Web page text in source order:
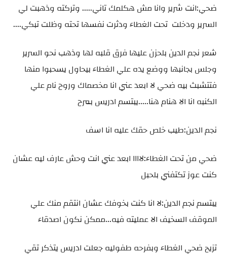
ضحي:انت شرير وانا مش هكلمك تاني..... وتركته وذهبت لي
السرير ودخلت تحت الغطاء ودثرت نفسها تحته وظلت تبكي....
شعر نجم الدين بلحزن عليها فرق قلبه لها وذهب نحو السرير
وجلس بجانبها ووضع يده علي الغطاء بيحاول يسحبوا منها
فتتشبث بيه ضحي لا ابعد عني انا مخصماك وروح نام علي
الكنبه انا الا هنام هنا.....يبتسم ادريس بمرح
نجم الدين:طيب خلص حقك عليه انا اسف
ضحي من تحت الغطاء:لاااا ابعد عني انت وحش عارف ليه عشان
كنت عوز تكتفني بلحبل
يبتسم نجم الدين:لا انا كنت بخوفك عشان انتقم منك علي
الموقف السخيف الا عمليته فيه...ممكن نكون اصدقاء
تزيح ضحي الغطاء وبفرحه طفوليه جعلت ادريس يتذكر تقي